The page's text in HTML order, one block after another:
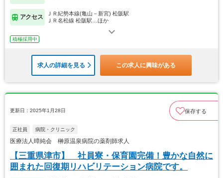
アクセス
ＪＲ紀勢本線(亀山－新宮) 松阪駅
ＪＲ名松線 松阪駅…ほか
積極採用中
求人の詳細を見る この求人に興味がある
更新日：2025年1月28日 保存する
正社員 病院・クリニック
医療法人暲純会 榊原温泉病院の薬剤師求人
【三重県津市】 社員寮・保育園完備！豊かな自然に
囲まれた回復期リハビリテーション病院です。